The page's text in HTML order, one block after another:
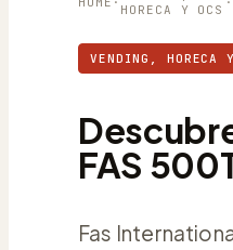
HORECA Y OCS
VENDING, HORECA
FAS
Fas